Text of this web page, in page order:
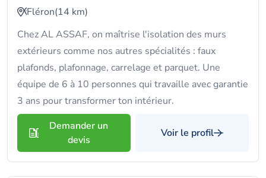
Fléron(14 km)
Chez AL ASSAF, on maîtrise l'isolation des murs
extérieurs comme nos autres spécialités : faux
plafonds, plafonnage, carrelage et parquet. Une
équipe de 6 à 10 personnes qui travaille avec garantie
3 ans pour transformer ton intérieur.
Demander un
devis
Voir le profil